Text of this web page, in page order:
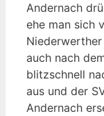
Andernach
ehe man sich
auch nach
blitzschnell
aus und der
Andernach